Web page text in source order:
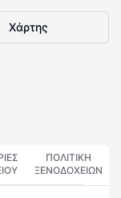
Χάρτης
ΠΟΛΙΤΙΚΗ
ΞΕΝΟΔΟΧΕΊΩΝ